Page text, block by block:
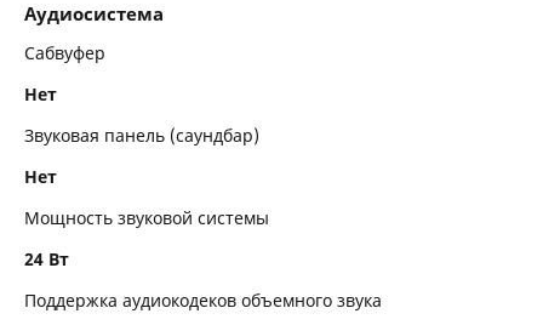
Аудиосистема
Сабвуфер
Нет
Звуковая панель (саундбар)
Нет
Мощность звуковой системы
24 Вт
Поддержка аудиокодеков объемного звука